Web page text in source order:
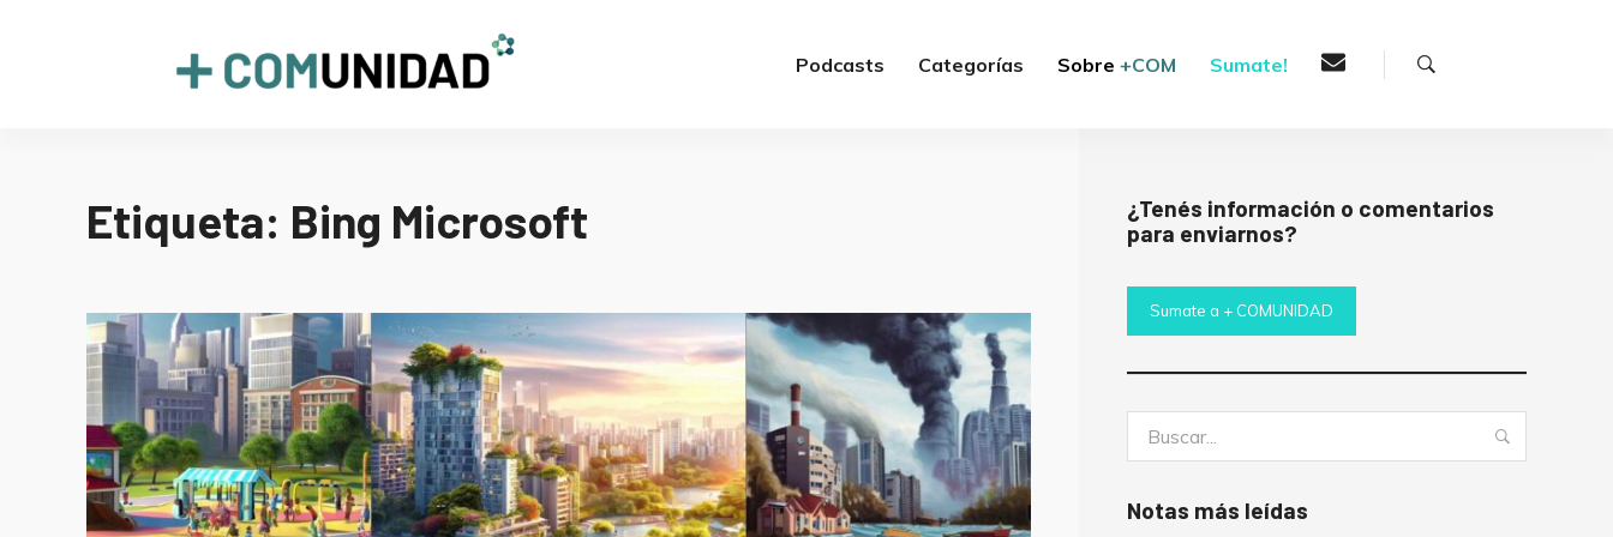
+COMUNIDAD Podcasts Categorías Sobre+COM Sumate!
Etiqueta: Bing Microsoft
¿Tenés información o comentarios
para enviarnos?
Sumate a + COMUNIDAD
Notas más leídas